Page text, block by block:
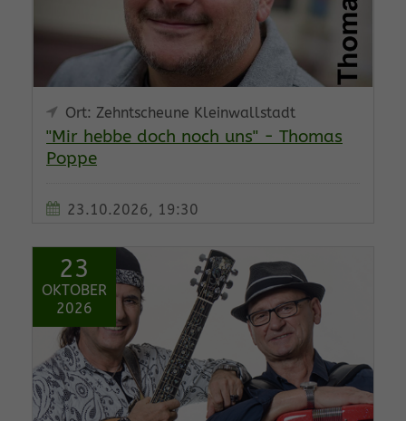
Ort: Zehntscheune Kleinwallstadt
"Mir hebbe doch noch uns" - Thomas
Poppe
23.10.2026, 19:30
23
OKTOBER
2026